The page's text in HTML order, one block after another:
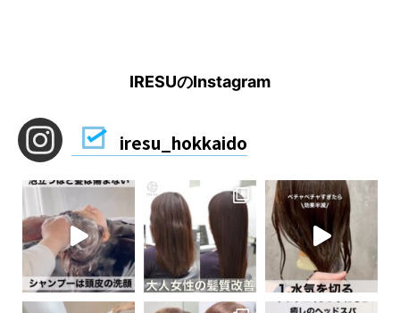
IRESUのInstagram
iresu_hokkaido